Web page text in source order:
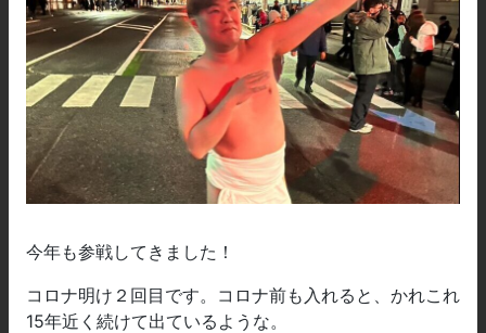
今年も参戦してきました！
コロナ明け２回目です。コロナ前も入れると、かれこれ
15年近く続けて出ているような。